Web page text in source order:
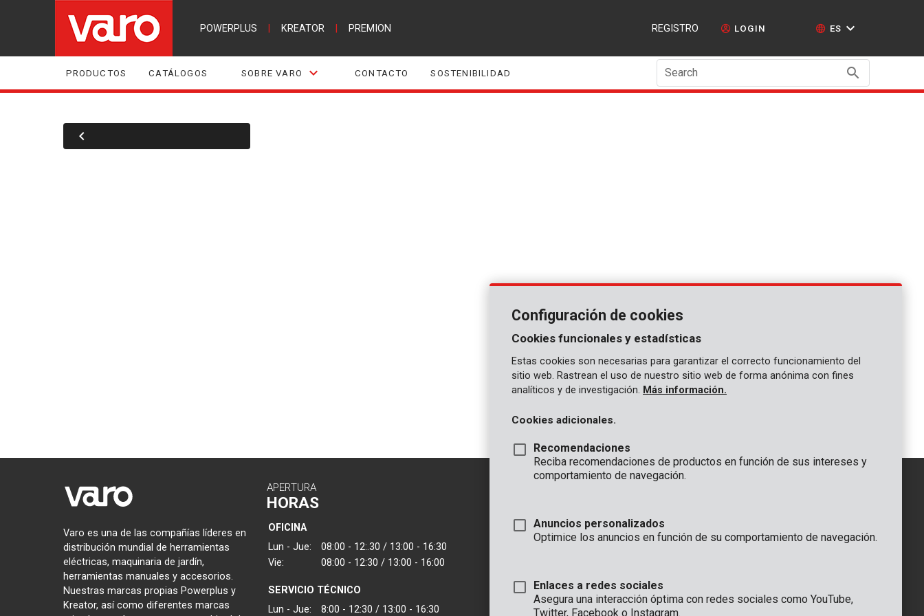
POWERPLUS KREATOR PREMION REGISTRO LOGIN ES
PRODUCTOS CATÁLOGOS SOBRE VARO CONTACTO SOSTENIBILIDAD Search
Varo es una de las compañías líderes en
distribución mundial de herramientas
eléctricas, maquinaria de jardín,
herramientas manuales y accesorios.
Nuestras marcas propias Powerplus y
Kreator, así como diferentes marcas
APERTURA
HORAS
OFICINA
Lun - Jue:
08:00 - 12:.30 / 13:00 - 16:30
Vie:
08:00 - 12:30 / 13:00 - 16:00
SERVICIO TÉCNICO
Lun - Jue:
8:00 - 12:30 / 13:00 - 16:30
OFICINA
2500 Lier - Bélgica
VARO IBERICA
GENERAL
+32 (0)3 292 92 90
Configuración de cookies
Cookies funcionales y estadísticas
Estas cookies son necesarias para garantizar el correcto funcionamiento del
sitio web. Rastrean el uso de nuestro sitio web de forma anónima con fines
analíticos y de investigación. Más información.
Cookies adicionales.
Recomendaciones
Reciba recomendaciones de productos en función de sus intereses y
comportamiento de navegación.
Anuncios personalizados
Optimice los anuncios en función de su comportamiento de navegación.
Enlaces a redes sociales
Asegura una interacción óptima con redes sociales como YouTube,
Twitter, Facebook o Instagram.